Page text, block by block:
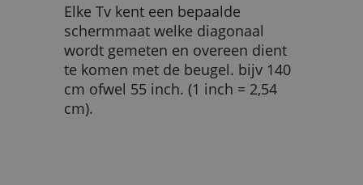
Elke Tv kent een bepaalde
schermmaat welke diagonaal
wordt gemeten en overeen dient
te komen met de beugel. bijv 140
cm ofwel 55 inch. (1 inch = 2,54
cm).